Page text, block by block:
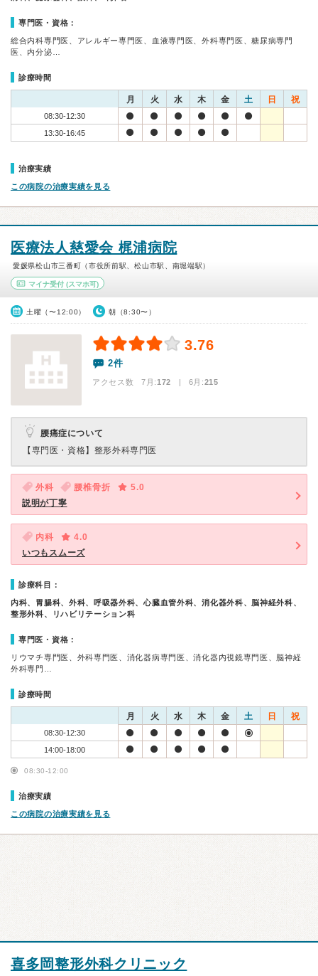
専門医・資格：
総合内科専門医、アレルギー専門医、血液専門医、外科専門医、糖尿病専門
医、内分泌…
診療時間
月 火 水 木 金 土 日 祝
08:30-12:30
13:30-16:45
治療実績
この病院の治療実績を見る
医療法人慈愛会 梶浦病院
愛媛県松山市三番町（市役所前駅、松山市駅、南堀端駅）
マイナ受付 (スマホ可)
土曜（〜12:00） 朝（8:30〜）
3.76
2件
アクセス数 7月:172 | 6月:215
腰痛症について
【専門医・資格】 整形外科専門医
外科 腰椎骨折
5.0
説明が丁寧
内科
4.0
いつもスムーズ
診療科目：
内科、胃腸科、外科、呼吸器外科、心臓血管外科、消化器外科、脳神経外科、
整形外科、リハビリテーション科
専門医・資格：
リウマチ専門医、外科専門医、消化器病専門医、消化器内視鏡専門医、脳神経
外科専門…
診療時間
月 火 水 木 金 土 日 祝
08:30-12:30
14:00-18:00
08:30-12:00
治療実績
この病院の治療実績を見る
喜多岡整形外科クリニック